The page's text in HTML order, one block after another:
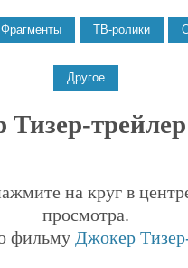
Тизер-
на круг в
просмотра.
фильму Джокер